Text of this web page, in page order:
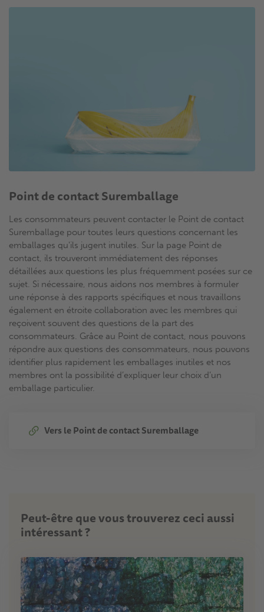
Point de contact Suremballage
Les consommateurs peuvent contacter le Point de contact
Suremballage pour toutes leurs questions concernant les
emballages qu'ils jugent inutiles. Sur la page Point de
contact, ils trouveront immédiatement des réponses
détaillées aux questions les plus fréquemment posées sur ce
sujet. Si nécessaire, nous aidons nos membres à formuler
une réponse à des rapports spécifiques et nous travaillons
également en étroite collaboration avec les membres qui
reçoivent souvent des questions de la part des
consommateurs. Grâce au Point de contact, nous pouvons
répondre aux questions des consommateurs, nous pouvons
identifier plus rapidement les emballages inutiles et nos
membres ont la possibilité d’expliquer leur choix d’un
emballage particulier.
Vers le Point de contact Suremballage
Peut-être que vous trouverez ceci aussi
intéressant ?